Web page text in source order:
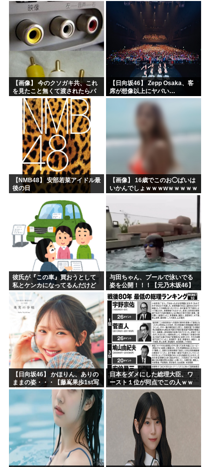
録レポ】 ｗｗｗｗ
【画像】 今のクソガキ共、これ
を見たこと無くて渡されたらパ
ニクるらしいｗｗｗｗｗｗｗｗ
ｗｗｗｗｗ
【日向坂46】 Zepp Osaka、客
席が想像以上にヤバい…
【NMB48】 安部若菜アイドル最
後の日
【画像】 16歳でこのお◯ぱいは
いかんでしょｗｗｗwｗｗｗｗｗ
ｗｗｗ❤
彼氏が『この車』買おうとして
私とケンカになってるんだけど
ｗｗｗｗｗｗ
与田ちゃん、プールで泳いでる
姿を公開！！！【元乃木坂46】
【日向坂46】 かほりん、ありの
ままの姿・・・【藤嶌果歩1st写
真集】
日本をダメにした総理大臣、ワ
ースト１位が同点でこの人ｗｗ
ｗｗｗｗ